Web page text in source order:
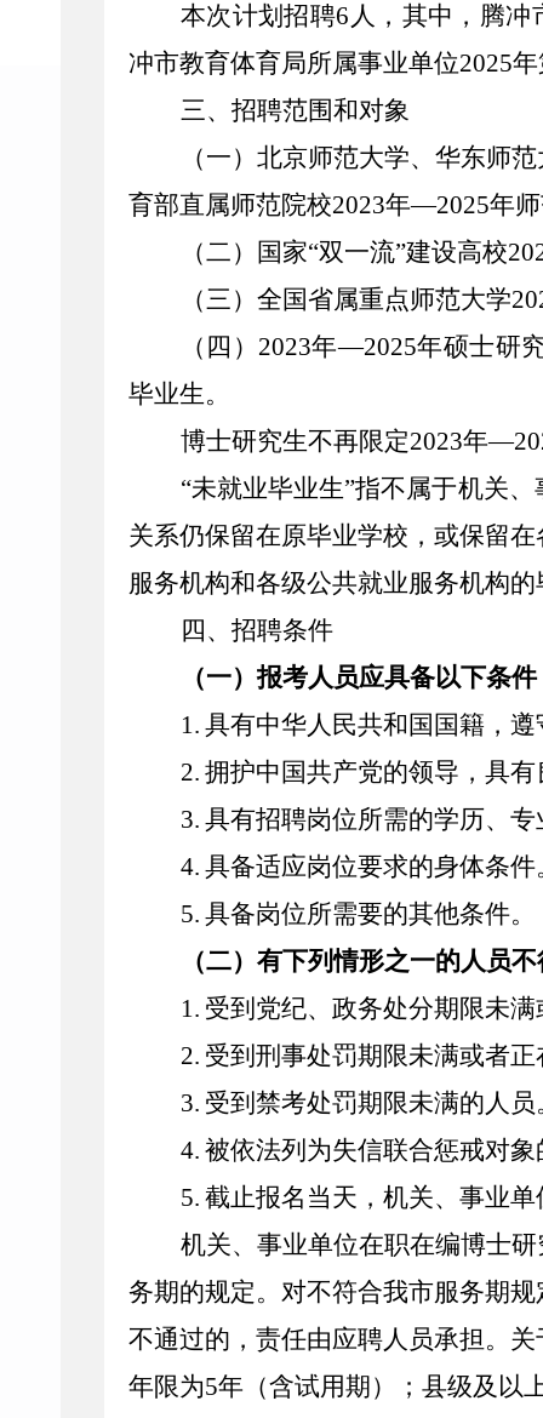
本次计划招聘6 人，其中，腾冲
冲市教育体育局所属事业单位2025
三、招聘范围和对象
（一） 北京师范大学、华东师
育部直属师范院校2023年—2025年
（二）国家“双一流”建设高校
（三）全国省属重点师范大学
（四）2023年—2025年硕士研
毕业生。
博士研究生不再限定2023年
“未就业毕业生”指不属于机关
关系仍保留在原毕业学校，或保留
服务机构和各级公共就业服务机构
四、招聘条件
（一）报考人员应具备以下条件
1. 具有中华人民共和国国籍，
2. 拥护中国共产党的领导，具
3. 具有招聘岗位所需的学历、
4. 具备适应岗位要求的身体条件
5. 具备岗位所需要的其他条件。
（二）有下列情形之一的人员
1. 受到党纪、政务处分期限未
2. 受到刑事处罚期限未满或者
3. 受到禁考处罚期限未满的人员
4. 被依法列为失信联合惩戒对象
5. 截止报名当天，机关、事业
机关、事业单位在职在编博士
务期的规定。对不符合我市服务期
不通过的，责任由应聘人员承担。
年限为5年（含试用期）；县级及以